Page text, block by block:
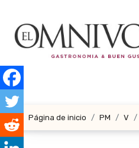
contenido
Página de inicio PM V